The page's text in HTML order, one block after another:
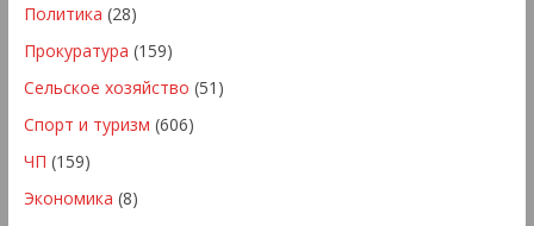
Политика (28)
Прокуратура (159)
Сельское хозяйство (51)
Спорт и туризм (606)
ЧП (159)
Экономика (8)